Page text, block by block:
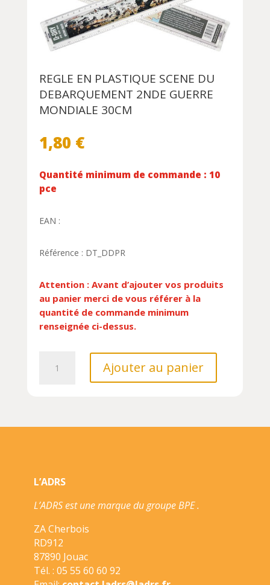
REGLE EN PLASTIQUE SCENE DU
DEBARQUEMENT 2NDE GUERRE
MONDIALE 30CM
1,80 €
Quantité minimum de commande : 10
pce
EAN :
Référence : DT_DDPR
Attention : Avant d’ajouter vos produits
au panier merci de vous référer à la
quantité de commande minimum
renseignée ci-dessus.
SCENE
GUERRE
30CM
Ajouter au panier
L’ADRS
L’ADRS est une marque du groupe BPE .
ZA Cherbois
RD912
87890 Jouac
Tél. : 05 55 60 60 92